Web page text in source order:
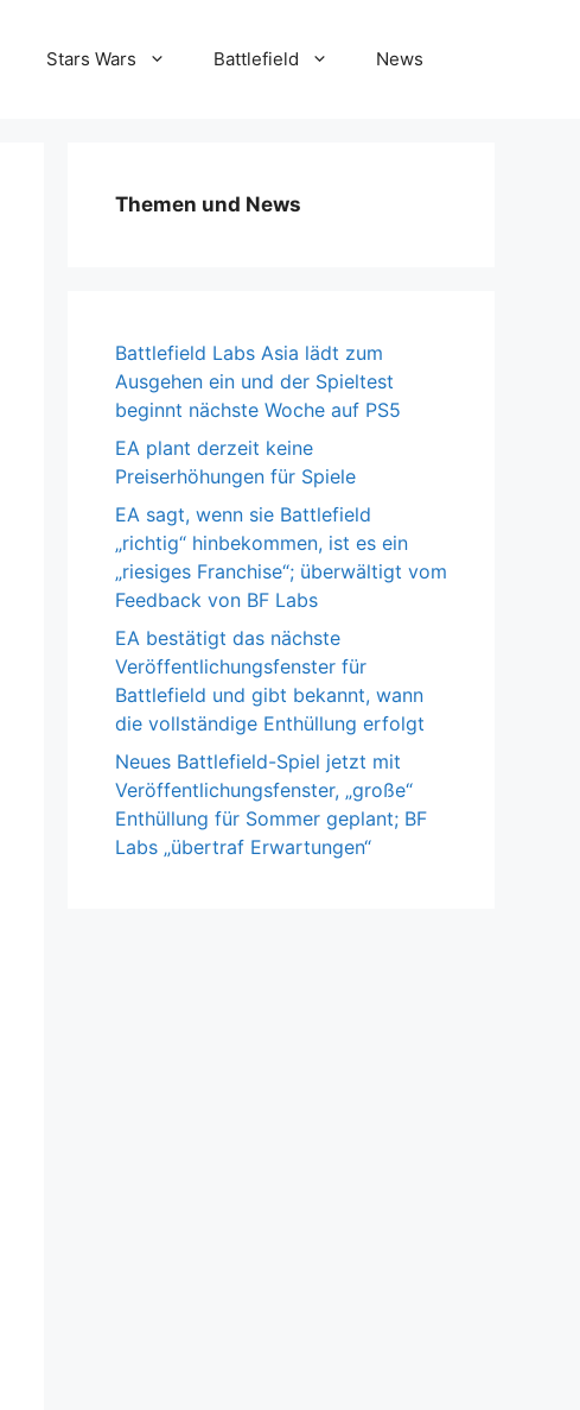
Stars Wars Battlefield News
Themen und News
Battlefield Labs Asia lädt zum
Ausgehen ein und der Spieltest
beginnt nächste Woche auf PS5
EA plant derzeit keine
Preiserhöhungen für Spiele
EA sagt, wenn sie Battlefield
„richtig“ hinbekommen, ist es ein
„riesiges Franchise“; überwältigt vom
Feedback von BF Labs
EA bestätigt das nächste
Veröffentlichungsfenster für
Battlefield und gibt bekannt, wann
die vollständige Enthüllung erfolgt
Neues Battlefield-Spiel jetzt mit
Veröffentlichungsfenster, „große“
Enthüllung für Sommer geplant; BF
Labs „übertraf Erwartungen“